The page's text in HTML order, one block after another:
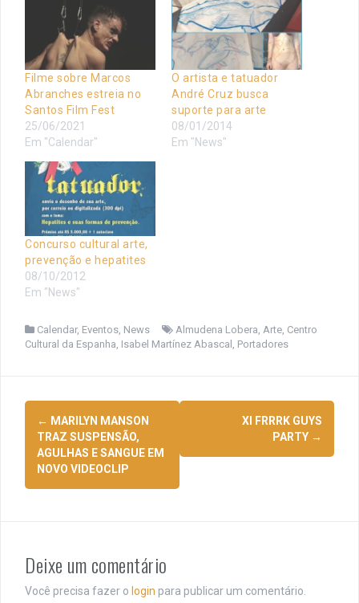
Filme sobre Marcos
Abranches estreia no
Santos Film Fest
25/06/2021
Em "Calendar"
O artista e tatuador
André Cruz busca
suporte para arte
08/01/2014
Em "News"
Concurso cultural arte,
prevenção e hepatites
08/10/2012
Em "News"
Calendar, Eventos News Almudena Lobera Arte Centro
Cultural da Espanha Isabel Martínez Abascal Portadores
Navegação
de
posts
← MARILYN MANSON
TRAZ SUSPENSÃO,
AGULHAS E SANGUE EM
NOVO VIDEOCLIP
XI FRRRK GUYS
PARTY →
Deixe um comentário
Você precisa fazer o login para publicar um comentário.